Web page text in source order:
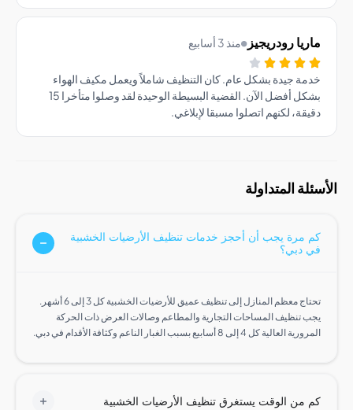
رودريجيز منذ 3 أسابيع
جيدة بشكل عام. كان التنظيف شاملاً ويعمل مكيف الهواء
بشكل أفضل الآن. القضية البسيطة الوحيدة لقد وصلوا متأخرا 15
لكنهم اتصلوا مسبقا لإبلاغي.
المتداولة
مرة يجب أن أحجز خدمات تنظيف الأرضيات الخشبية
تحتاج معظم المنازل إلى تنظيف عميق للأرضيات الخشبية كل 3 إلى 6 أشهر.
تنظيف المساحات التجارية والمطاعم وصالات العرض ذات الحركة
كل 4 إلى 8 أسابيع بسبب الغبار الناعم وكثافة الأقدام في دبي.
الوقت يستغرق تنظيف الأرضيات الخشبية